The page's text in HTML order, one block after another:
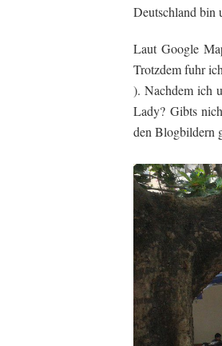
Deutschland bin
Laut Google
Trotzdem fuhr
). Nachdem ich
Lady? Gibts
den Blogbildern